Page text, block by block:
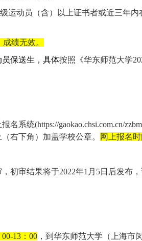
运动员（含）以上证书者或近三年
绩无效。
保送生，具体按照《华东师范大学
报名系统(https://gaokao.chsi.com.cn/
右下角）加盖学校公章。
网上报名
初审结果将于2022年1 月 5日后发布
00-13 ： 00 ，到华东师范大学（上海市